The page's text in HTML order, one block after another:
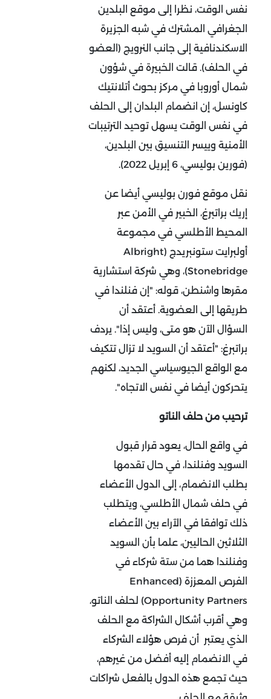
نفس الوقت، نظرا إلى موقع البلدين
الجغرافي المشترك في شبه الجزيرة
الاسكندنافية إلى جانب النرويج (العضو
في الحلف). قالت الخبيرة في شؤون
شمال أوروبا في مركز بحوث أتلانتيك
كاونسل، إن انضمام البلدان إلى الحلف
في نفس الوقت يسهل توحيد الترتيبات
الأمنية وييسر التنسيق بين البلدين،
(فورين بوليسي، 6 إبريل 2022).
نقل موقع فورن بوليسي أيضا عن
إريك براتبرغ، الخبير في الأمن عبر
المحيط الأطلسي في مجموعة
أولبرايت ستونبريدج (Albright
Stonebridge)، وهي شركة استشارية
مقرها واشنطن، قوله: "إن فنلندا في
طريقها إلى العضوية. أعتقد أن
السؤال الآن هو متى، وليس إذا". يردف
براتبرغ: "أعتقد أن السويد لا تزال تتكيف
مع الواقع الجيوسياسي الجديد، لكنهم
يتحركون أيضا في نفس الاتجاه".
ترحيب من حلف الناتو
في واقع الحال، يعود قرار قبول
السويد وفنلندا، في حال تقدمها
بطلب الانضمام، إلى الدول الأعضاء
في حلف شمال الأطلسي، ويتطلب
ذلك توافقا في الآراء بين الأعضاء
الثلاثين الحاليين، علما بأن السويد
وفنلندا هما من ستة شركاء في
الفرص المعززة (Enhanced
Opportunity Partners) لحلف الناتو،
وهي أقرب أشكال الشراكة مع الحلف
الذي يعتبر أن فرص هؤلاء الشركاء
في الانضمام إليه أفضل من غيرهم،
حيث تجمع هذه الدول بالفعل شراكات